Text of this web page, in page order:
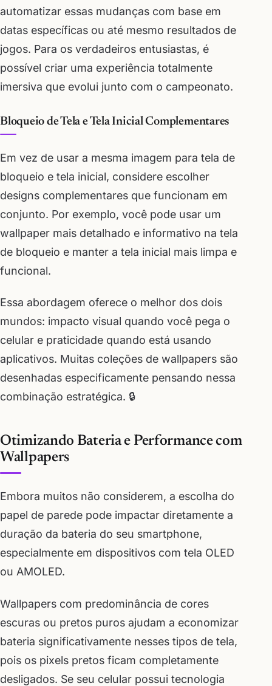
automatizar essas mudanças com base em
datas específicas ou até mesmo resultados de
jogos. Para os verdadeiros entusiastas, é
possível criar uma experiência totalmente
imersiva que evolui junto com o campeonato.
Bloqueio de Tela e Tela Inicial Complementares
Em vez de usar a mesma imagem para tela de
bloqueio e tela inicial, considere escolher
designs complementares que funcionam em
conjunto. Por exemplo, você pode usar um
wallpaper mais detalhado e informativo na tela
de bloqueio e manter a tela inicial mais limpa e
funcional.
Essa abordagem oferece o melhor dos dois
mundos: impacto visual quando você pega o
celular e praticidade quando está usando
aplicativos. Muitas coleções de wallpapers são
desenhadas especificamente pensando nessa
combinação estratégica. 🔒
Otimizando Bateria e Performance com
Wallpapers
Embora muitos não considerem, a escolha do
papel de parede pode impactar diretamente a
duração da bateria do seu smartphone,
especialmente em dispositivos com tela OLED
ou AMOLED.
Wallpapers com predominância de cores
escuras ou pretos puros ajudam a economizar
bateria significativamente nesses tipos de tela,
pois os pixels pretos ficam completamente
desligados. Se seu celular possui tecnologia